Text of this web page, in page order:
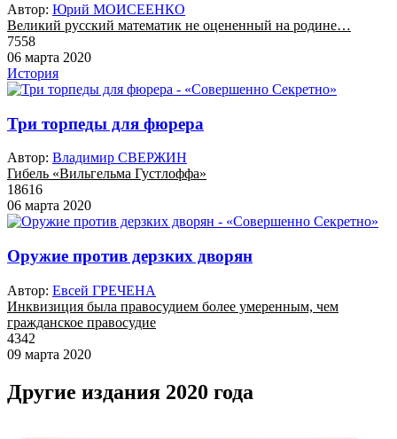
Автор: Юрий МОИСЕЕНКО
Великий русский математик не оцененный на родине…
7558
06 марта 2020
История
Три торпеды для фюрера
Автор: Владимир СВЕРЖИН
Гибель «Вильгельма Густлоффа»
18616
06 марта 2020
Оружие против дерзких дворян
Автор: Евсей ГРЕЧЕНА
Инквизиция была правосудием более умеренным, чем
гражданское правосудие
4342
09 марта 2020
Другие издания 2020 года